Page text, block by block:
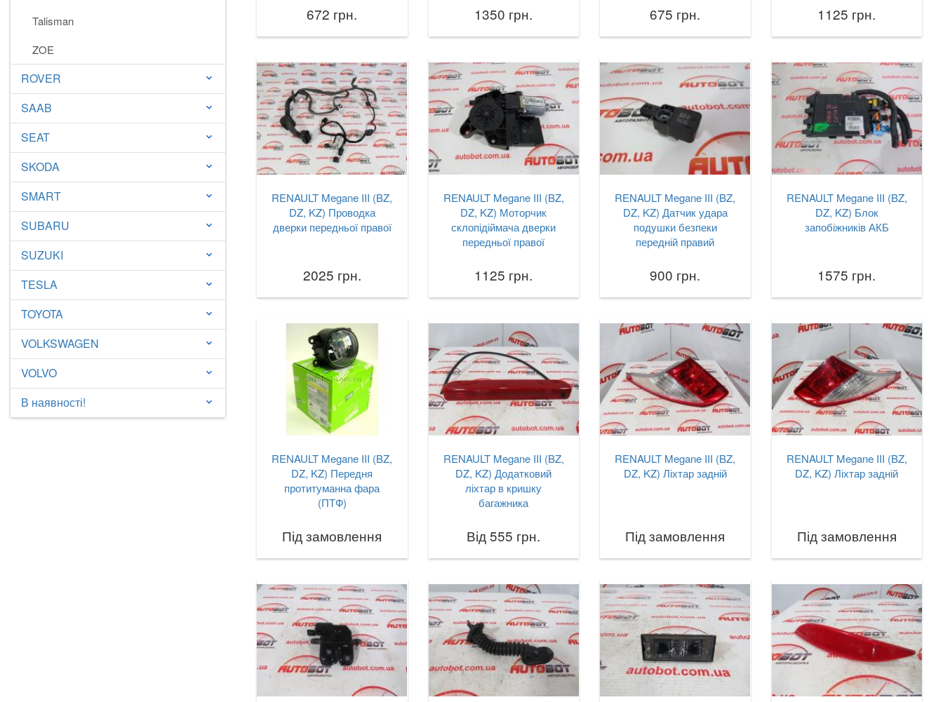
Talisman
ZOE
ROVER keyboard_arrow_down
SAAB keyboard_arrow_down
SEAT keyboard_arrow_down
SKODA keyboard_arrow_down
SMART keyboard_arrow_down
SUBARU keyboard_arrow_down
SUZUKI keyboard_arrow_down
TESLA keyboard_arrow_down
TOYOTA keyboard_arrow_down
VOLKSWAGEN keyboard_arrow_down
VOLVO keyboard_arrow_down
В наявності! keyboard_arrow_down
672 грн. 1350 грн. 675 грн. 1125 грн.
RENAULT Megane III (BZ,
DZ, KZ) Проводка
дверки передньої правої
2025 грн.
RENAULT Megane III (BZ,
DZ, KZ) Моторчик
склопідіймача дверки
передньої правої
1125 грн.
RENAULT Megane III (BZ,
DZ, KZ) Датчик удара
подушки безпеки
передній правий
900 грн.
RENAULT Megane III (BZ,
DZ, KZ) Блок
запобіжників АКБ
1575 грн.
RENAULT Megane III (BZ,
DZ, KZ) Передня
протитуманна фара
(ПТФ)
Під замовлення
RENAULT Megane III (BZ,
DZ, KZ) Додатковий
ліхтар в кришку
багажника
Від 555 грн.
RENAULT Megane III (BZ,
DZ, KZ) Ліхтар задній
Під замовлення
RENAULT Megane III (BZ,
DZ, KZ) Ліхтар задній
Під замовлення